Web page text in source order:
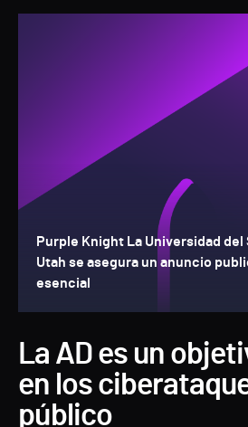
Purple Knight La Universidad del
Utah se asegura un anuncio
esencial
La AD es un
en los
público